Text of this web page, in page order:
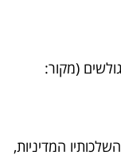
(מקור:
המדיניות,